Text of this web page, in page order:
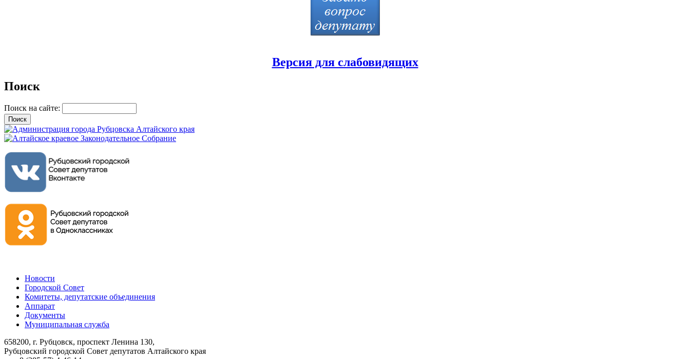
Версия для слабовидящих
Поиск
Поиск на сайте:
Новости
Городской Совет
Комитеты, депутатские объединения
Аппарат
Документы
Муниципальная служба
658200, г. Рубцовск, проспект Ленина 130,
Рубцовский городской Совет депутатов Алтайского края